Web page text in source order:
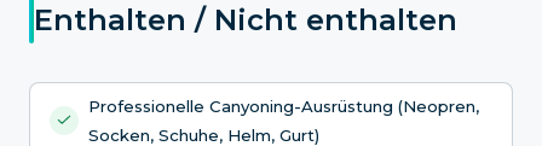
Enthalten / Nicht enthalten
Professionelle Canyoning-Ausrüstung (Neopren,
Socken, Schuhe, Helm, Gurt)